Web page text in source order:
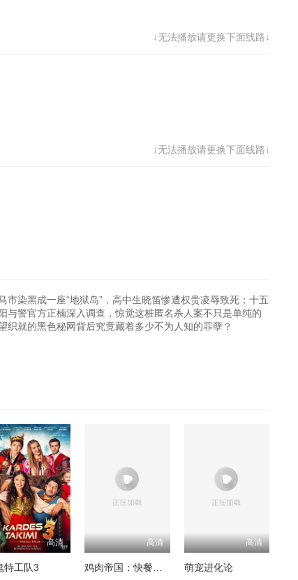
↓无法播放请更换下面线路↓
↓无法播放请更换下面线路↓
染黑成一座“地狱岛”，高中生晓笛惨遭权贵凌辱致死；十五
警官方正楠深入调查，惊觉这桩匿名杀人案不只是单纯的
就的黑色秘网背后究竟藏着多少不为人知的罪孽？
高清
特工队3
高清
鸡肉帝国：快餐阴谋
高清
萌宠进化论